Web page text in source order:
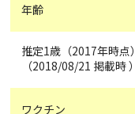
年齢
推定1歳（2017年時点）
（2018/08/21 掲載時 ）
ワクチン